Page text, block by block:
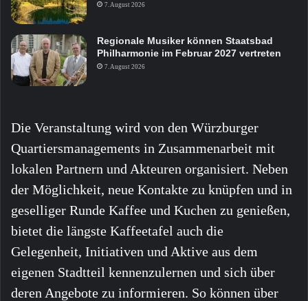
7. August 2026
Regionale Musiker können Staatsbad
Philharmonie im Februar 2027 vertreten
7. August 2026
Die Veranstaltung wird von den Würzburger
Quartiersmanagements in Zusammenarbeit mit
lokalen Partnern und Akteuren organisiert. Neben
der Möglichkeit, neue Kontakte zu knüpfen und in
geselliger Runde Kaffee und Kuchen zu genießen,
bietet die längste Kaffeetafel auch die
Gelegenheit, Initiativen und Aktive aus dem
eigenen Stadtteil kennenzulernen und sich über
deren Angebote zu informieren. So können über